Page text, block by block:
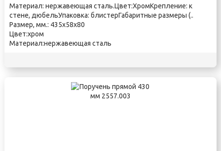
Материал: нержавеющая сталь.Цвет:ХромКрепление: к
стене, дюбельУпаковка: блистерГабаритные размеры (..
Размер, мм.: 435х58х80
Цвет:хром
Материал:нержавеющая сталь